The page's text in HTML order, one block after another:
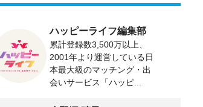
ハッピーライフ編集部
累計登録数3,500万以上、
2001年より運営している日
本最大級のマッチング・出
会いサービス「ハッピ...